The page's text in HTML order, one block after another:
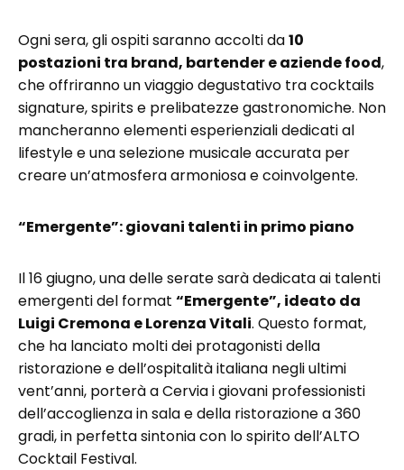
Ogni sera, gli ospiti saranno accolti da10
postazioni tra brand, bartender e aziende food,
che offriranno un viaggio degustativo tra cocktails
signature, spirits e prelibatezze gastronomiche. Non
mancheranno elementi esperienziali dedicati al
lifestyle e una selezione musicale accurata per
creare un’atmosfera armoniosa e coinvolgente.
“Emergente”: giovani talenti in primo piano
Il 16 giugno, una delle serate sarà dedicata ai talenti
emergenti del format “Emergente”, ideato da
Luigi Cremona e Lorenza Vitali. Questo format,
che ha lanciato molti dei protagonisti della
ristorazione e dell’ospitalità italiana negli ultimi
vent’anni, porterà a Cervia i giovani professionisti
dell’accoglienza in sala e della ristorazione a 360
gradi, in perfetta sintonia con lo spirito dell’ALTO
Cocktail Festival.